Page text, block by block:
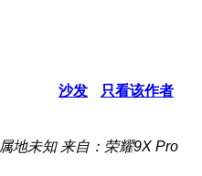
沙发 只看该作者
属地未知 来自：荣耀9X Pro